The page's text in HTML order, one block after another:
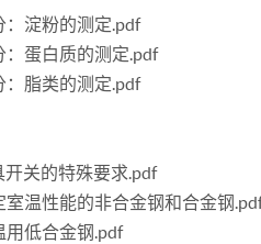
：淀粉的测定.pdf
：蛋白质的测定.pdf
：脂类的测定.pdf
关的特殊要求.pdf
温性能的非合金钢和合金钢
用低合金钢.pdf